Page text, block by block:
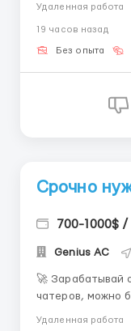
первый месяц 💥
Удаленная работа
19 часов назад
Без опыта
Срочно
700-1000$ /
Genius AС
🚀 Зарабатывай
чатеров, можно
Удаленная работа